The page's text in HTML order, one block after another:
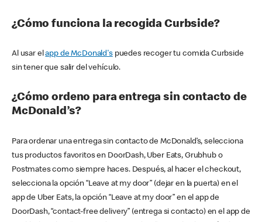
¿Cómo funciona la recogida Curbside?
Al usar elapp de McDonald'spuedes recoger tu comida Curbside
sin tener que salir del vehículo.
¿Cómo ordeno para entrega sin contacto de
McDonald’s?
Para ordenar una entrega sin contacto de McDonald’s, selecciona
tus productos favoritos en DoorDash, Uber Eats, Grubhub o
Postmates como siempre haces. Después, al hacer el checkout,
selecciona la opción “Leave at my door” (dejar en la puerta) en el
app de Uber Eats, la opción “Leave at my door” en el app de
DoorDash, “contact-free delivery” (entrega si contacto) en el app de